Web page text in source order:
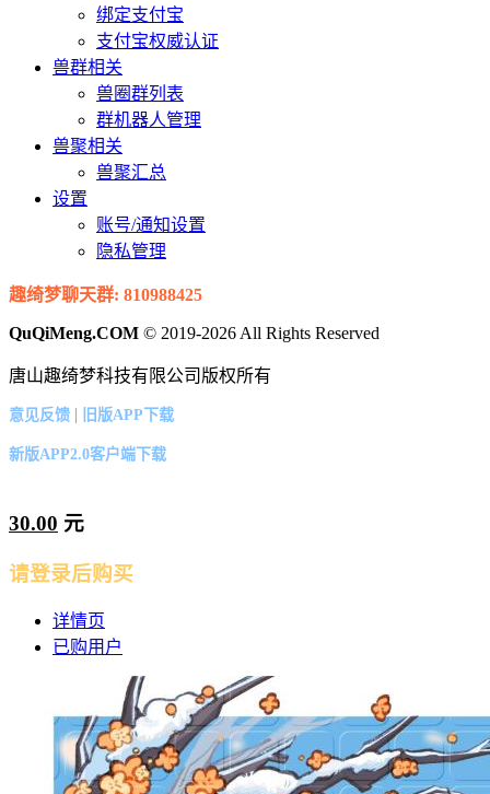
绑定支付宝
支付宝权威认证
兽群相关
兽圈群列表
群机器人管理
兽聚相关
兽聚汇总
设置
账号/通知设置
隐私管理
趣绮梦聊天群: 810988425
QuQiMeng.COM © 2019-2026 All Rights Reserved
唐山趣绮梦科技有限公司版权所有
意见反馈 | 旧版APP下载
新版APP2.0客户端下载
30.00 元
请登录后购买
详情页
已购用户